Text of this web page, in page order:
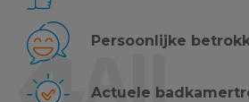
Persoonlijke
Actuele